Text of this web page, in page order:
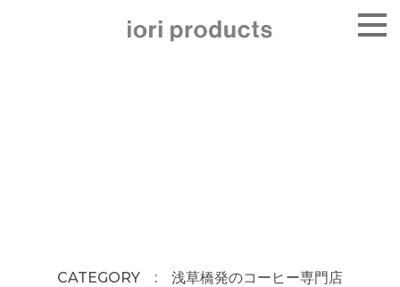
CATEGORY : 浅草橋発のコーヒー専門店